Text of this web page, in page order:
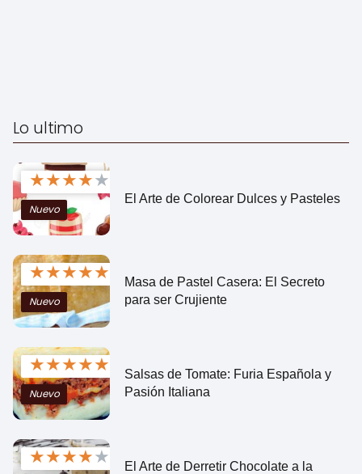
Lo ultimo
★★★★★
Nuevo
El Arte de Colorear Dulces y Pasteles
★★★★★
Nuevo
Masa de Pastel Casera: El Secreto
para ser Crujiente
★★★★★
Nuevo
Salsas de Tomate: Furia Española y
Pasión Italiana
★★★★★
El Arte de Derretir Chocolate a la